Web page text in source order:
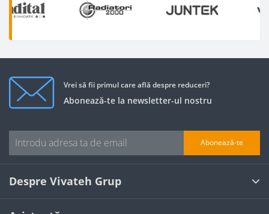
Vrei să fii primul care află despre reduceri?
Abonează-te la newsletter-ul nostru
Abonează-te
Despre Vivateh Grup